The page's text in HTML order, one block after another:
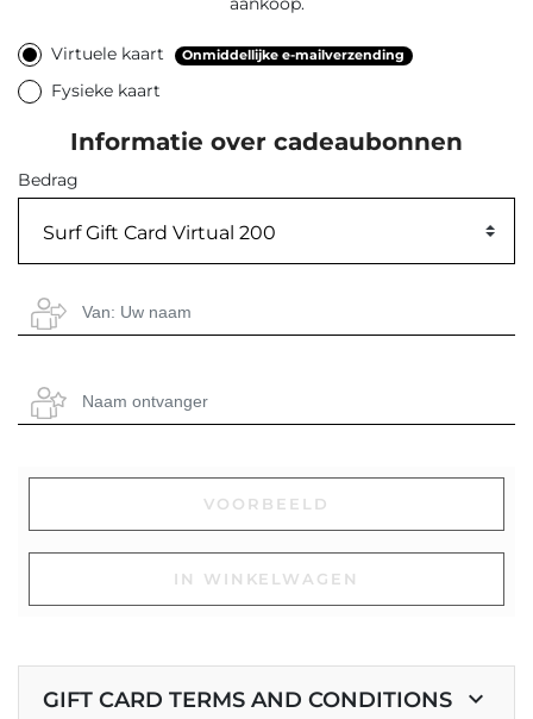
Virtuele kaart Onmiddellijke e-mailverzending
Fysieke kaart
Informatie over cadeaubonnen
Bedrag
Surf Gift Card Virtual 200
VOORBEELD
IN WINKELWAGEN
keyboard_arrow_down
GIFT CARD TERMS AND CONDITIONS